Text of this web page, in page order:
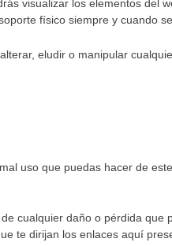
visualizar los elementos del
físico siempre y cuando
eludir o manipular
uso que puedas hacer de
cualquier daño o pérdida
te dirijan los enlaces aquí